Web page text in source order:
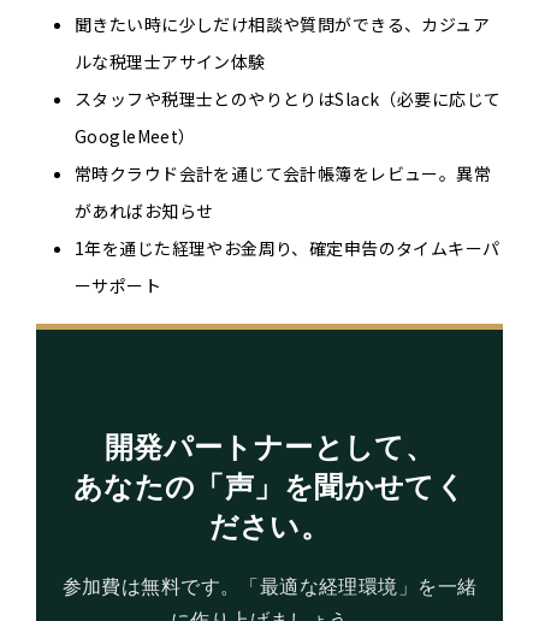
聞きたい時に少しだけ相談や質問ができる、カジュア
ルな税理士アサイン体験
スタッフや税理士とのやりとりはSlack（必要に応じて
GoogleMeet）
常時クラウド会計を通じて会計帳簿をレビュー。異常
があればお知らせ
1年を通じた経理やお金周り、確定申告のタイムキーパ
ーサポート
開発パートナーとして、
あなたの「声」を聞かせてく
ださい。
参加費は無料です。「最適な経理環境」を一緒